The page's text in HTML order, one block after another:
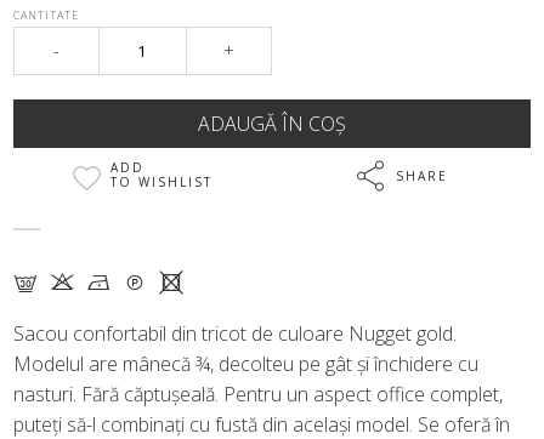
CANTITATE
- +
ADD
TO WISHLIST
SHARE
G K N Q X
Sacou confortabil din tricot de culoare Nugget gold.
Modelul are mânecă ¾, decolteu pe gât și închidere cu
nasturi. Fără căptușeală. Pentru un aspect office complet,
puteți să-l combinați cu fustă din același model. Se oferă în